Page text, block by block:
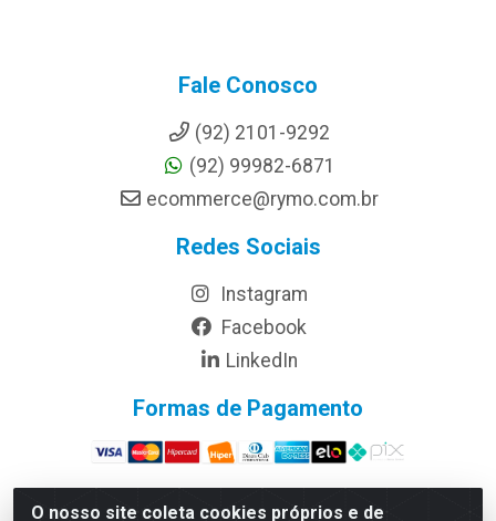
O nosso site coleta cookies próprios e de
Fale Conosco
(92) 2101-9292
(92) 99982-6871
ecommerce@rymo.com.br
Redes Sociais
Instagram
Facebook
LinkedIn
Formas de Pagamento